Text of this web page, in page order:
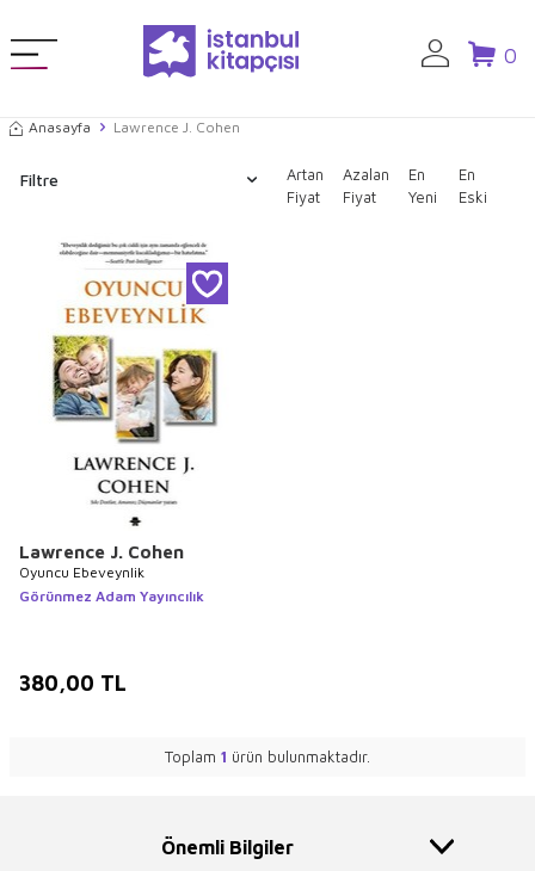
0
Anasayfa Lawrence J. Cohen
Filtre
Artan
Fiyat
Azalan
Fiyat
En
Yeni
En
Eski
Lawrence J. Cohen
Oyuncu Ebeveynlik
Görünmez Adam Yayıncılık
380,00 TL
Toplam 1 ürün bulunmaktadır.
Önemli Bilgiler